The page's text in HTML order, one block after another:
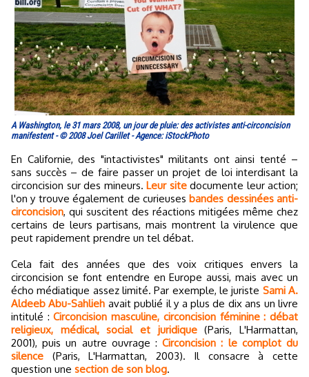
A Washington, le 31 mars 2008, un jour de pluie: des activistes anti-circoncision
manifestent - © 2008 Joel Carillet - Agence: iStockPhoto
En Californie, des "intactivistes" militants ont ainsi tenté –
sans succès – de faire passer un projet de loi interdisant la
circoncision sur des mineurs. Leur sitedocumente leur action;
l'on y trouve également de curieuses bandes dessinées anti-
circoncision, qui suscitent des réactions mitigées même chez
certains de leurs partisans, mais montrent la virulence que
peut rapidement prendre un tel débat.
Cela fait des années que des voix critiques envers la
circoncision se font entendre en Europe aussi, mais avec un
écho médiatique assez limité. Par exemple, le juriste Sami A.
Aldeeb Abu-Sahlieh avait publié il y a plus de dix ans un livre
intitulé :Circoncision masculine, circoncision féminine : débat
religieux, médical, social et juridique(Paris, L'Harmattan,
2001), puis un autre ouvrage :Circoncision : le complot du
silence (Paris, L'Harmattan, 2003). Il consacre à cette
question une section de son blog.